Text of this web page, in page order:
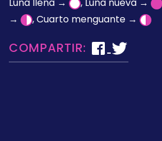
→
, Cuarto menguante →
COMPARTIR: